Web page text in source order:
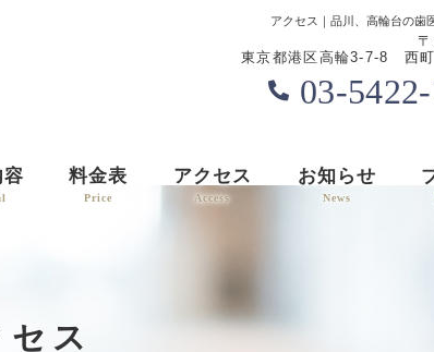
アクセス｜品川、高輪台の歯
東京都港区高輪3-7-8 西
03-
容 料金表
Price
アクセス
Access
お知らせ
News
セス